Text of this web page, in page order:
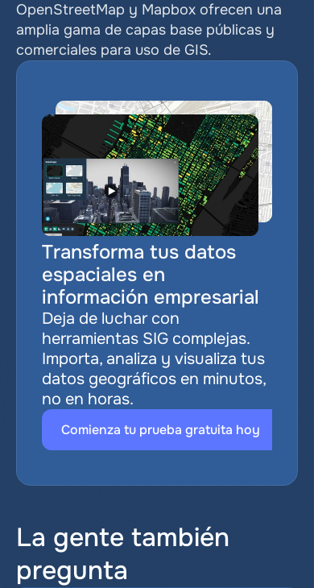
OpenStreetMap y Mapbox ofrecen una
amplia gama de capas base públicas y
comerciales para uso de GIS.
Transforma tus datos
espaciales en
información empresarial
Deja de luchar con
herramientas SIG complejas.
Importa, analiza y visualiza tus
datos geográficos en minutos,
no en horas.
Comienza tu prueba gratuita hoy
La gente también
pregunta